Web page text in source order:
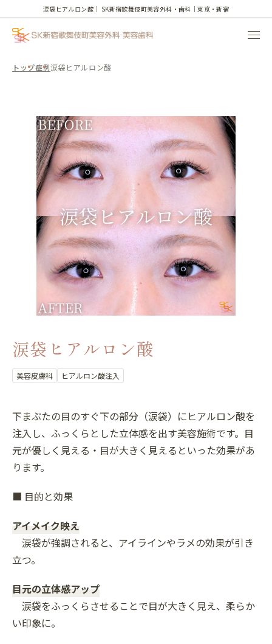
涙袋ヒアルロン酸｜ SK新宿歌舞伎町美容外科・歯科｜東京・新宿
トップ症例涙袋ヒアルロン酸
涙袋ヒアルロン酸
美容皮膚科 ヒアルロン酸注入
下まぶたの目のすぐ下の部分（涙袋）にヒアルロン酸を
注入し、ふっくらとした立体感を出す美容施術です。目
元が優しく見える・目が大きく見えるといった効果があ
ります。
■ 目的と効果
アイメイク映え
涙袋が強調されると、アイラインやラメの効果が引き
立つ。
目元の立体感アップ
涙袋をふっくらさせることで目が大きく見え、柔らか
い印象に。